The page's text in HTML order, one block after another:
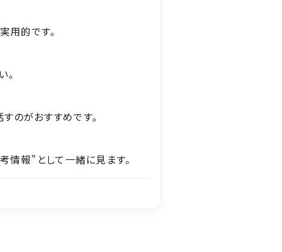
用的です。
。
のがおすすめです。
報”として一緒に見ます。